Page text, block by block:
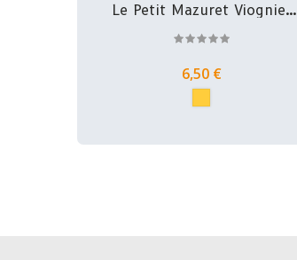
Le Petit Mazuret Viognier
6,50 €